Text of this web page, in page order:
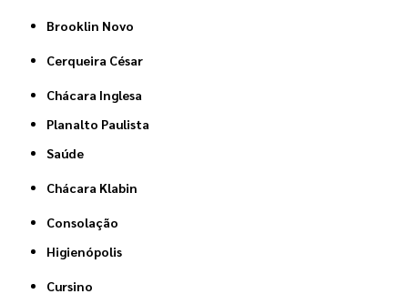
Brooklin Novo
Cerqueira César
Chácara Inglesa
Planalto Paulista
Saúde
Chácara Klabin
Consolação
Higienópolis
Cursino